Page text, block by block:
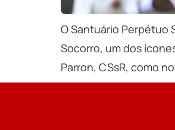
O Santuário Perpétuo
Socorro, um dos
Parron, CSsR, como